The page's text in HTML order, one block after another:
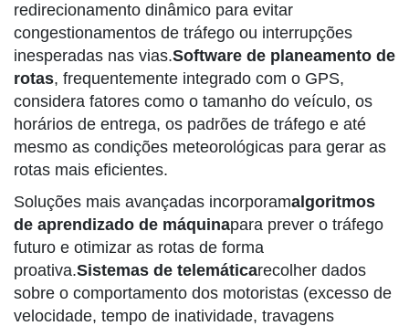
redirecionamento dinâmico para evitar
congestionamentos de tráfego ou interrupções
inesperadas nas vias.Software de planeamento de
rotas, frequentemente integrado com o GPS,
considera fatores como o tamanho do veículo, os
horários de entrega, os padrões de tráfego e até
mesmo as condições meteorológicas para gerar as
rotas mais eficientes.
Soluções mais avançadas incorporamalgoritmos
de aprendizado de máquinapara prever o tráfego
futuro e otimizar as rotas de forma
proativa.Sistemas de telemáticarecolher dados
sobre o comportamento dos motoristas (excesso de
velocidade, tempo de inatividade, travagens